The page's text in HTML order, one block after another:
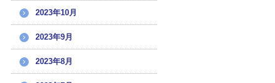
2023年10月
2023年9月
2023年8月